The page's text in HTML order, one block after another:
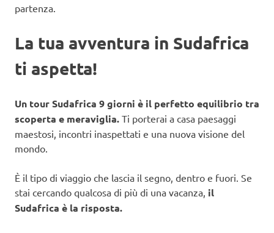
partenza.
La tua avventura in Sudafrica
ti aspetta!
Un tour Sudafrica 9 giorni è il perfetto equilibrio tra
scoperta e meraviglia. Ti porterai a casa paesaggi
maestosi, incontri inaspettati e una nuova visione del
mondo.
È il tipo di viaggio che lascia il segno, dentro e fuori. Se
stai cercando qualcosa di più di una vacanza, il
Sudafrica è la risposta.